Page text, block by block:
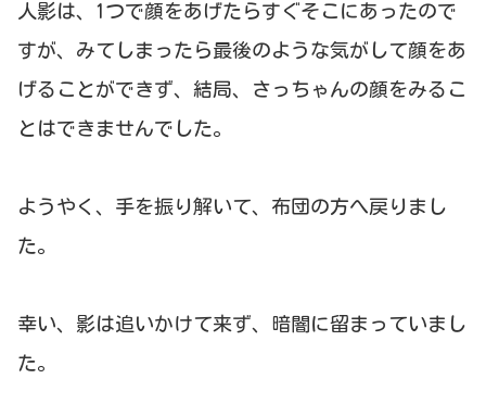
人影は、1つで顔をあげたらすぐそこにあったので
すが、みてしまったら最後のような気がして顔をあ
げることができず、結局、さっちゃんの顔をみるこ
とはできませんでした。
ようやく、手を振り解いて、布団の方へ戻りまし
た。
幸い、影は追いかけて来ず、暗闇に留まっていまし
た。